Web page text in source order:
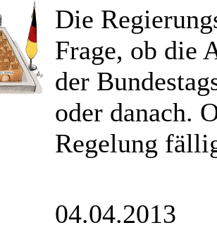
Die
Frage, ob die
der
oder danach.
Regelung
04.04.2013